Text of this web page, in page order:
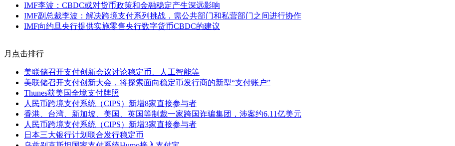
IMF李波：CBDC或对货币政策和金融稳定产生深远影响
IMF副总裁李波：解决跨境支付系列挑战，需公共部门和私营部门之间进行协作
IMF向约旦央行提供实施零售央行数字货币CBDC的建议
月点击排行
美联储召开支付创新会议讨论稳定币、人工智能等
美联储召开支付创新大会，将探索面向稳定币发行商的新型“支付账户”
Thunes获美国全境支付牌照
人民币跨境支付系统（CIPS）新增8家直接参与者
香港、台湾、新加坡、美国、英国等制裁一家跨国诈骗集团，涉案约6.11亿美元
人民币跨境支付系统（CIPS）新增3家直接参与者
日本三大银行计划联合发行稳定币